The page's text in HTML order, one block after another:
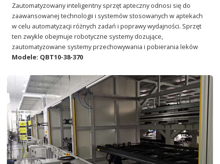
Zautomatyzowany inteligentny sprzęt apteczny odnosi się do
zaawansowanej technologii i systemów stosowanych w aptekach
w celu automatyzacji różnych zadań i poprawy wydajności. Sprzęt
ten zwykle obejmuje robotyczne systemy dozujące,
zautomatyzowane systemy przechowywania i pobierania leków
Modele: QBT10-38-370